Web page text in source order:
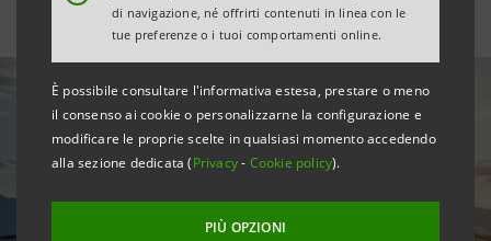
di navigazione, né offrirti contenuti in linea con le
tue preferenze o i tuoi comportamenti online.
È possibile consultare l'informativa estesa, prestare o meno
il consenso ai cookie o personalizzarne la configurazione e
modificare le proprie scelte in qualsiasi momento accedendo
alla sezione dedicata (Privacy- Cookie policy).
PIÙ OPZIONI